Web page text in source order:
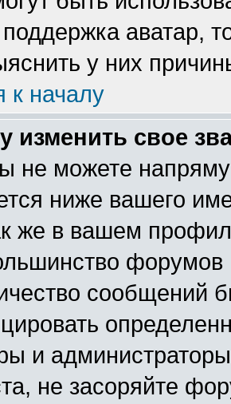
аватар,
у них
к началу
изменить свое
не можете
ниже вашего
же в вашем
форумов
сообщений
и
не засоряйте